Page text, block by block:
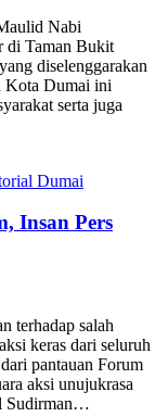
Nabi
di Taman Bukit
diselenggarakan
Kota Dumai ini
serta juga
Dumai
Insan Pers
terhadap salah
keras dari seluruh
pantauan Forum
aksi unujukrasa
Sudirman…